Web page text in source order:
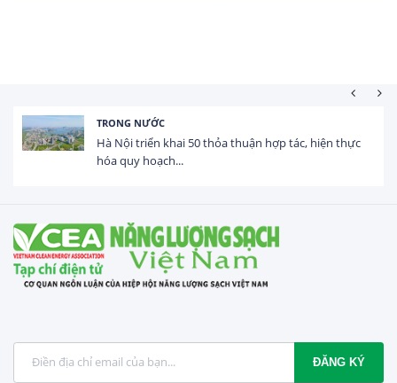
HOẠT ĐỘNG ĐẦU TƯ
Tổng vốn FDI đăng ký vào Việt Nam đạt gần 25 tỷ
USD trong 5 tháng...
ĐĂNG KÝ